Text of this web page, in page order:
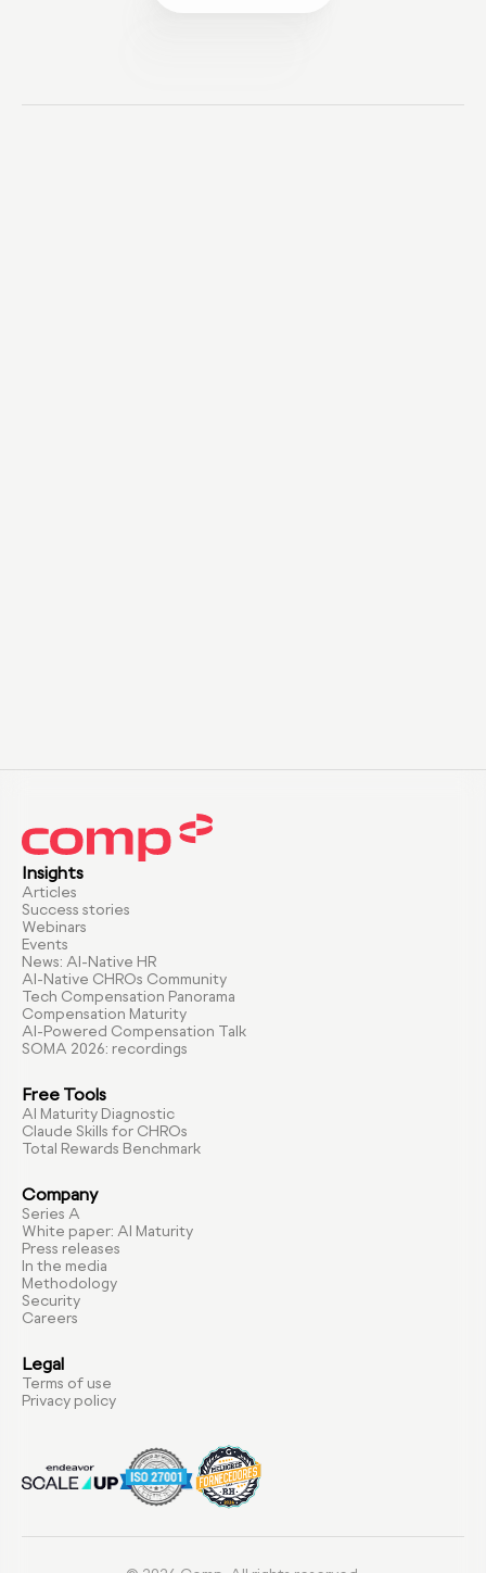
Insights
Articles
Success stories
Webinars
Events
News: AI-Native HR
AI-Native CHROs Community
Tech Compensation Panorama
Compensation Maturity
AI-Powered Compensation Talk
SOMA 2026: recordings
Free Tools
AI Maturity Diagnostic
Claude Skills for CHROs
Total Rewards Benchmark
Company
Series A
White paper: AI Maturity
Press releases
In the media
Methodology
Security
Careers
Legal
Terms of use
Privacy policy